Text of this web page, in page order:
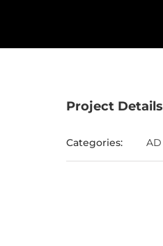
Project Details
Categories: AD